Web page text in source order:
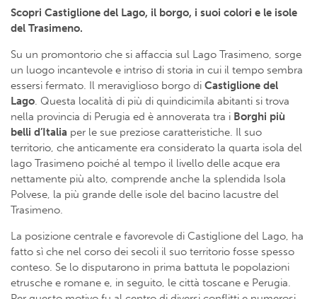
Scopri Castiglione del Lago, il borgo, i suoi colori e le isole
del Trasimeno.
Su un promontorio che si affaccia sul Lago Trasimeno, sorge
un luogo incantevole e intriso di storia in cui il tempo sembra
essersi fermato. Il meraviglioso borgo di Castiglione del
Lago. Questa località di più di quindicimila abitanti si trova
nella provincia di Perugia ed è annoverata tra i Borghi più
belli d’Italia per le sue preziose caratteristiche. Il suo
territorio, che anticamente era considerato la quarta isola del
lago Trasimeno poiché al tempo il livello delle acque era
nettamente più alto, comprende anche la splendida Isola
Polvese, la più grande delle isole del bacino lacustre del
Trasimeno.
La posizione centrale e favorevole di Castiglione del Lago, ha
fatto sì che nel corso dei secoli il suo territorio fosse spesso
conteso. Se lo disputarono in prima battuta le popolazioni
etrusche e romane e, in seguito, le città toscane e Perugia.